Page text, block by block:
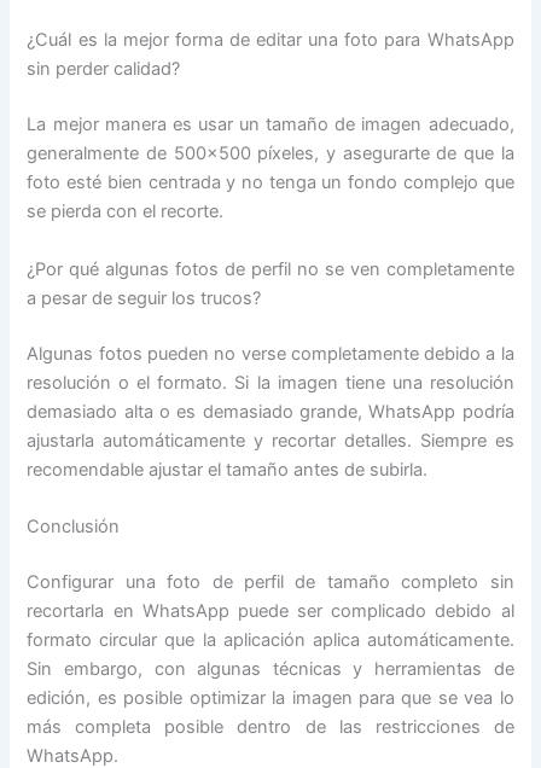
¿Cuál es la mejor forma de editar una foto para WhatsApp
sin perder calidad?
La mejor manera es usar un tamaño de imagen adecuado,
generalmente de 500×500 píxeles, y asegurarte de que la
foto esté bien centrada y no tenga un fondo complejo que
se pierda con el recorte.
¿Por qué algunas fotos de perfil no se ven completamente
a pesar de seguir los trucos?
Algunas fotos pueden no verse completamente debido a la
resolución o el formato. Si la imagen tiene una resolución
demasiado alta o es demasiado grande, WhatsApp podría
ajustarla automáticamente y recortar detalles. Siempre es
recomendable ajustar el tamaño antes de subirla.
Conclusión
Configurar una foto de perfil de tamaño completo sin
recortarla en WhatsApp puede ser complicado debido al
formato circular que la aplicación aplica automáticamente.
Sin embargo, con algunas técnicas y herramientas de
edición, es posible optimizar la imagen para que se vea lo
más completa posible dentro de las restricciones de
WhatsApp.